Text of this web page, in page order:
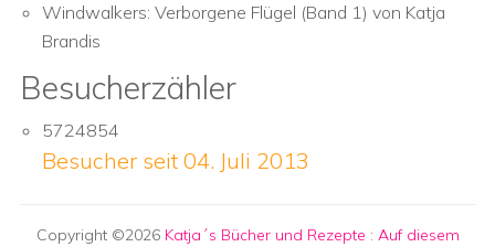
Windwalkers: Verborgene Flügel (Band 1) von Katja
Brandis
Besucherzähler
5724854
Besucher seit 04. Juli 2013
Copyright ©2026 Katja´s Bücher und Rezepte : Auf diesem